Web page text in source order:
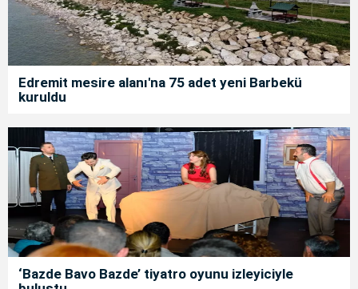
Edremit mesire alanı'na 75 adet yeni Barbekü
kuruldu
‘Bazde Bavo Bazde’ tiyatro oyunu izleyiciyle